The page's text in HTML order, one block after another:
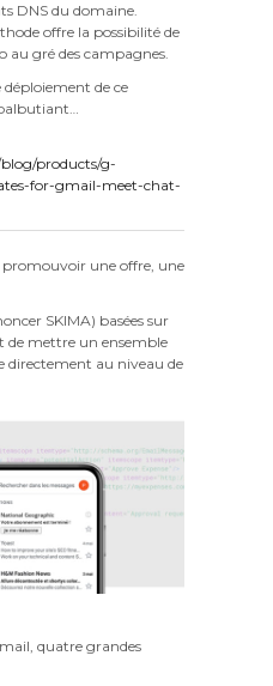
DNS du domaine.
offre la possibilité de
au gré des campagnes.
déploiement de ce
products/g-
for-gmail-meet-chat-
promouvoir une offre, une
SKIMA) basées sur
de mettre un ensemble
directement au niveau de
quatre grandes